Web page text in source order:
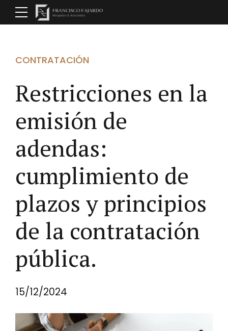
CONTRATACIÓN
Restricciones en la
emisión de
adendas:
cumplimiento de
plazos y principios
de la contratación
pública.
15/12/2024